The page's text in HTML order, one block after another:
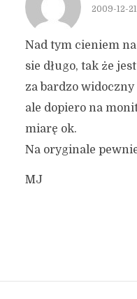
2009-12-
Nad tym cieniem
sie długo, tak że
za bardzo widoczny
ale dopiero na
miarę ok.
Na oryginale
MJ